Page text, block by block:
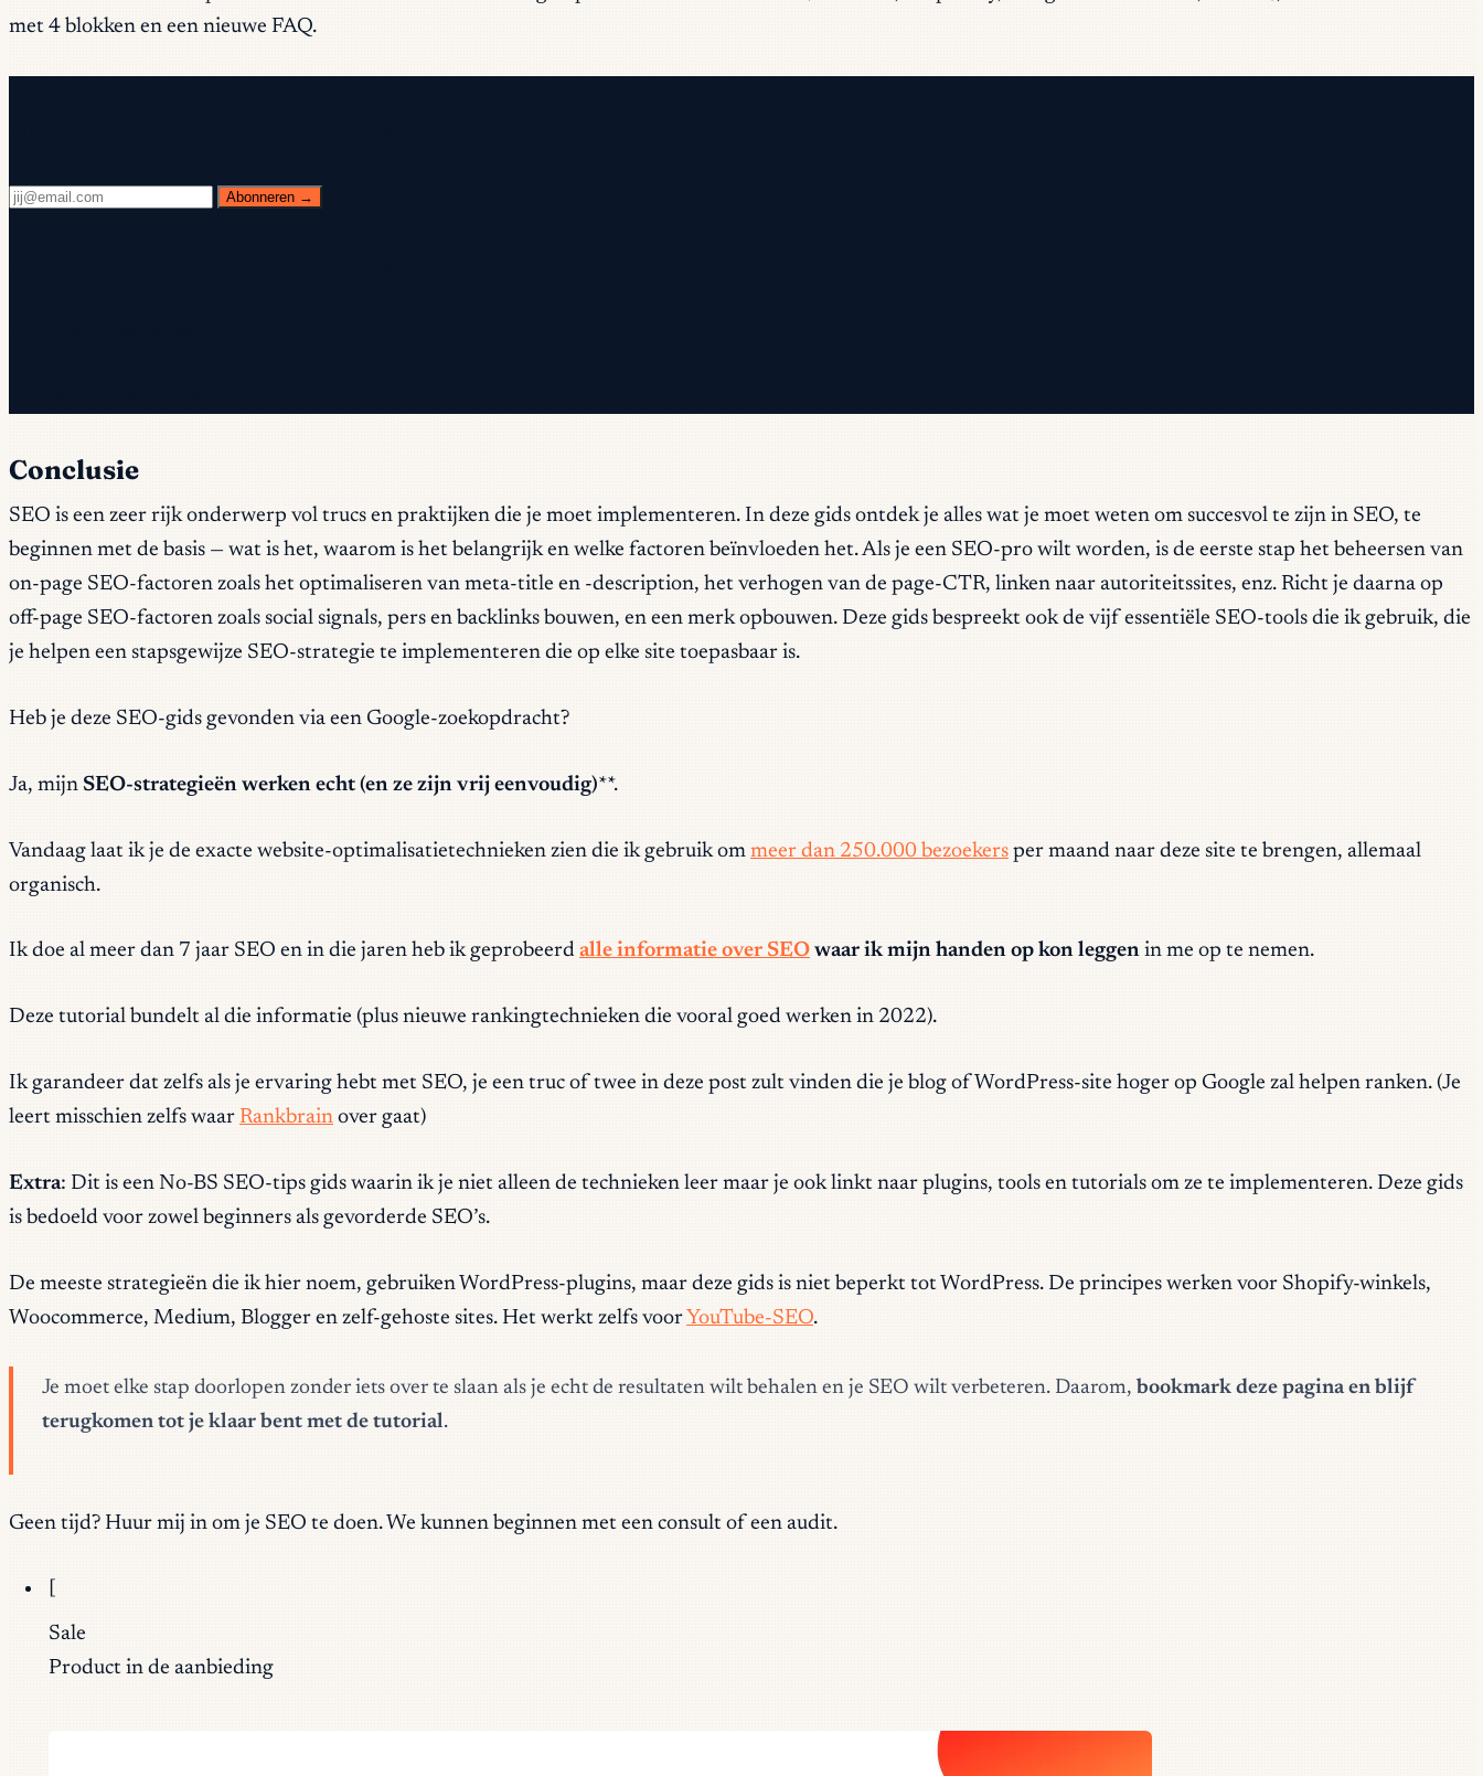
met 4 blokken en een nieuwe FAQ.
Abonneren →
Conclusie
SEO is een zeer rijk onderwerp vol trucs en praktijken die je moet implementeren. In deze gids ontdek je alles wat je moet weten om succesvol te zijn in SEO, te
beginnen met de basis — wat is het, waarom is het belangrijk en welke factoren beïnvloeden het. Als je een SEO-pro wilt worden, is de eerste stap het beheersen van
on-page SEO-factoren zoals het optimaliseren van meta-title en -description, het verhogen van de page-CTR, linken naar autoriteitssites, enz. Richt je daarna op
off-page SEO-factoren zoals social signals, pers en backlinks bouwen, en een merk opbouwen. Deze gids bespreekt ook de vijf essentiële SEO-tools die ik gebruik, die
je helpen een stapsgewijze SEO-strategie te implementeren die op elke site toepasbaar is.
Heb je deze SEO-gids gevonden via een Google-zoekopdracht?
Ja, mijn SEO-strategieën werken echt (en ze zijn vrij eenvoudig)**.
Vandaag laat ik je de exacte website-optimalisatietechnieken zien die ik gebruik om meer dan 250.000 bezoekers per maand naar deze site te brengen, allemaal
organisch.
Ik doe al meer dan 7 jaar SEO en in die jaren heb ik geprobeerd alle informatie over SEO waar ik mijn handen op kon leggen in me op te nemen.
Deze tutorial bundelt al die informatie (plus nieuwe rankingtechnieken die vooral goed werken in 2022).
Ik garandeer dat zelfs als je ervaring hebt met SEO, je een truc of twee in deze post zult vinden die je blog of WordPress-site hoger op Google zal helpen ranken. (Je
leert misschien zelfs waar Rankbrain over gaat)
Extra: Dit is een No-BS SEO-tips gids waarin ik je niet alleen de technieken leer maar je ook linkt naar plugins, tools en tutorials om ze te implementeren. Deze gids
is bedoeld voor zowel beginners als gevorderde SEO’s.
De meeste strategieën die ik hier noem, gebruiken WordPress-plugins, maar deze gids is niet beperkt tot WordPress. De principes werken voor Shopify-winkels,
Woocommerce, Medium, Blogger en zelf-gehoste sites. Het werkt zelfs voor YouTube-SEO.
Je moet elke stap doorlopen zonder iets over te slaan als je echt de resultaten wilt behalen en je SEO wilt verbeteren. Daarom,bookmark deze pagina en blijf
terugkomen tot je klaar bent met de tutorial.
Geen tijd? Huur mij in om je SEO te doen. We kunnen beginnen met een consult of een audit.
Sale
Product in de aanbieding